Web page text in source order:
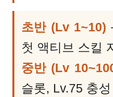
초반 (Lv 1~10)
첫 액티브 스킬
중반 (Lv
슬롯, Lv.75 충